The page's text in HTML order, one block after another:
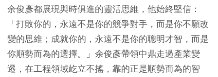
余俊彥都展現與時俱進的靈活思維，他始終堅信：
「打敗你的，永遠不是你的競爭對手，而是你不願改
變的思維；成就你的，永遠不是你的聰明才智，而是
你順勢而為的選擇。」余俊彥帶領中鼎走過產業變
遷，在工程領域屹立不搖，靠的正是順勢而為的智